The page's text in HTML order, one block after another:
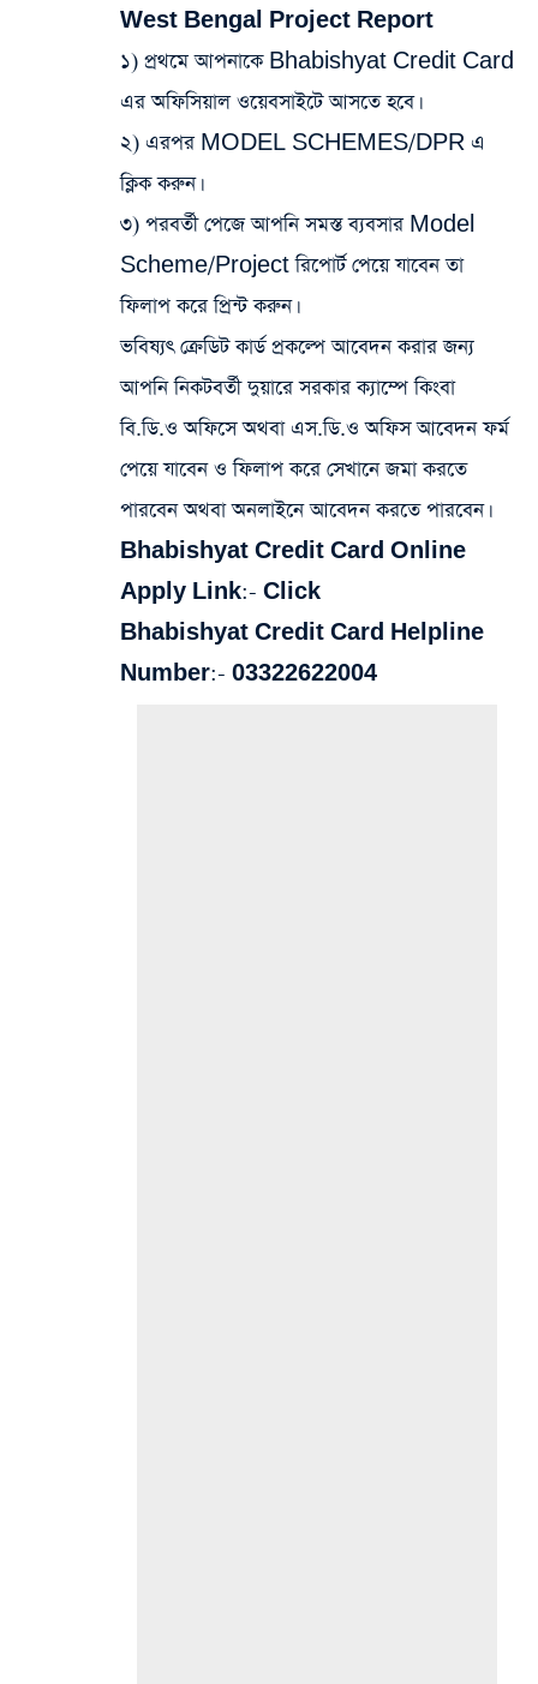
West Bengal Project Report
১) প্রথমে আপনাকে Bhabishyat Credit Card
এর অফিসিয়াল ওয়েবসাইটে আসতে হবে।
২) এরপর MODEL SCHEMES/DPR এ
ক্লিক করুন।
৩) পরবর্তী পেজে আপনি সমস্ত ব্যবসার Model
Scheme/Project রিপোর্ট পেয়ে যাবেন তা
ফিলাপ করে প্রিন্ট করুন।
ভবিষ্যৎ ক্রেডিট কার্ড প্রকল্পে আবেদন করার জন্য
আপনি নিকটবর্তী দুয়ারে সরকার ক্যাম্পে কিংবা
বি.ডি.ও অফিসে অথবা এস.ডি.ও অফিস আবেদন ফর্ম
পেয়ে যাবেন ও ফিলাপ করে সেখানে জমা করতে
পারবেন অথবা অনলাইনে আবেদন করতে পারবেন।
Bhabishyat Credit Card Online
Apply Link:- Click
Bhabishyat Credit Card Helpline
Number:- 03322622004